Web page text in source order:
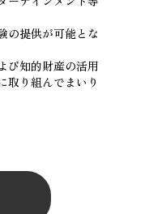
の提供が可能とな
び知的財産の活用
取り組んでまいり